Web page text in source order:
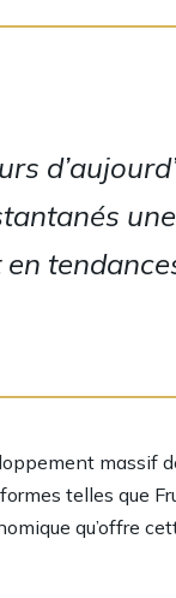
en
telles que
qu’offre